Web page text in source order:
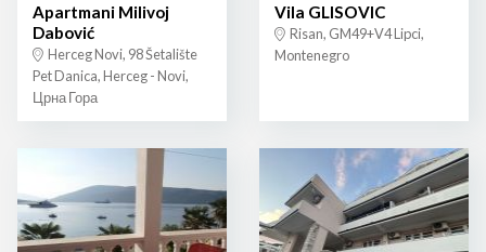
Apartmani Milivoj
Dabović
Herceg Novi, 98 Šetalište
Pet Danica, Herceg - Novi,
Црна Гора
Vila GLISOVIC
Risan, GM49+V4 Lipci,
Montenegro